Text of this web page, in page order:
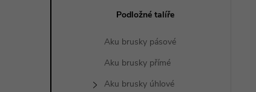
Podložné talíře
Aku brusky pásové
Aku brusky přímé
Aku brusky úhlové